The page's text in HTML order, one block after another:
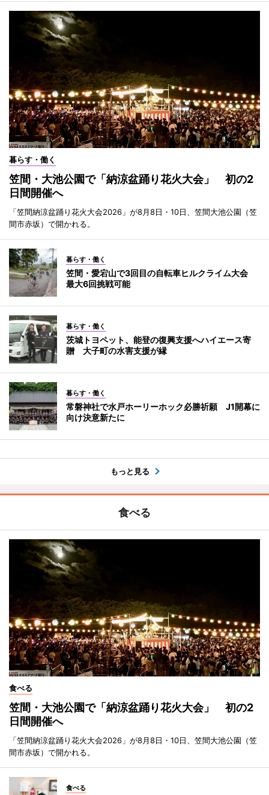
暮らす・働く
笠間・大池公園で「納涼盆踊り花火大会」 初の2
日間開催へ
「笠間納涼盆踊り花火大会2026」が8月8日・10日、笠間大池公園（笠
間市赤坂）で開かれる。
暮らす・働く
笠間・愛宕山で3回目の自転車ヒルクライム大会
最大6回挑戦可能
暮らす・働く
茨城トヨペット、能登の復興支援へハイエース寄
贈 大子町の水害支援が縁
暮らす・働く
常磐神社で水戸ホーリーホック必勝祈願 J1開幕に
向け決意新たに
もっと見る
食べる
食べる
笠間・大池公園で「納涼盆踊り花火大会」 初の2
日間開催へ
「笠間納涼盆踊り花火大会2026」が8月8日・10日、笠間大池公園（笠
間市赤坂）で開かれる。
食べる